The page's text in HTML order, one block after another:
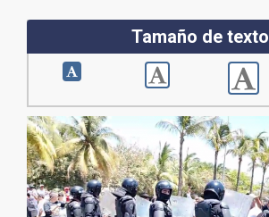
Tamaño de texto